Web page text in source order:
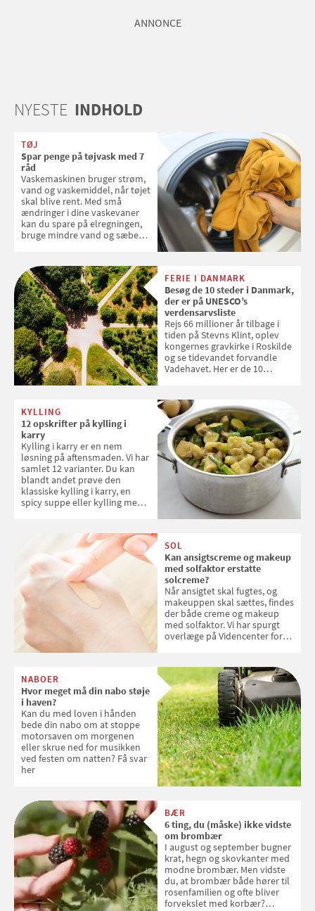
ANNONCE
NYESTE INDHOLD
TØJ
Spar penge på tøjvask med 7
råd
Vaskemaskinen bruger strøm,
vand og vaskemiddel, når tøjet
skal blive rent. Med små
ændringer i dine vaskevaner
kan du spare på elregningen,
bruge mindre vand og sæbe
enkle råd til at spare penge på
tøjvasken
FERIE I DANMARK
Besøg de 10 steder i Danmark,
der er på UNESCO’s
verdensarvsliste
Rejs 66 millioner år tilbage i
tiden på Stevns Klint, oplev
kongernes gravkirke i Roskilde
og se tidevandet forvandle
Vadehavet. Her er de 10
KYLLING
12 opskrifter på kylling i
karry
Kylling i karry er en nem
løsning på aftensmaden. Vi har
samlet 12 varianter. Du kan
blandt andet prøve den
klassiske kylling i karry, en
spicy suppe eller kylling med
SOL
Kan ansigtscreme og makeup
med solfaktor erstatte
solcreme?
Når ansigtet skal fugtes, og
makeuppen skal sættes, findes
der både creme og makeup
med solfaktor. Vi har spurgt
overlæge på Videncenter for
med SPF kan erstatte
solcreme, når man bevæger
sig ud i solen
NABOER
Hvor meget må din nabo støje
i haven?
Kan du med loven i hånden
bede din nabo om at stoppe
motorsaven om morgenen
eller skrue ned for musikken
ved festen om natten? Få svar
her
BÆR
6 ting, du (måske) ikke vidste
om brombær
I august og september bugner
krat, hegn og skovkanter med
modne brombær. Men vidste
du, at brombær både hører til
rosenfamilien og ofte bliver
forvekslet med korbær?